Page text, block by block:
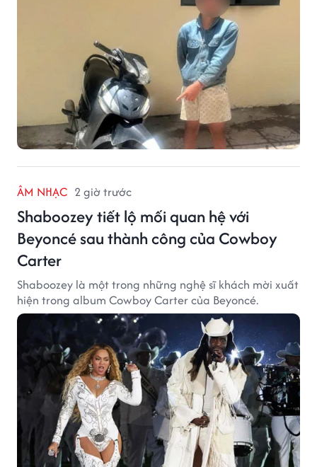
ÂM NHẠC 2 giờ trước
Shaboozey tiết lộ mối quan hệ với
Beyoncé sau thành công của Cowboy
Carter
Shaboozey là một trong những nghệ sĩ khách mời xuất
hiện trong album Cowboy Carter của Beyoncé.